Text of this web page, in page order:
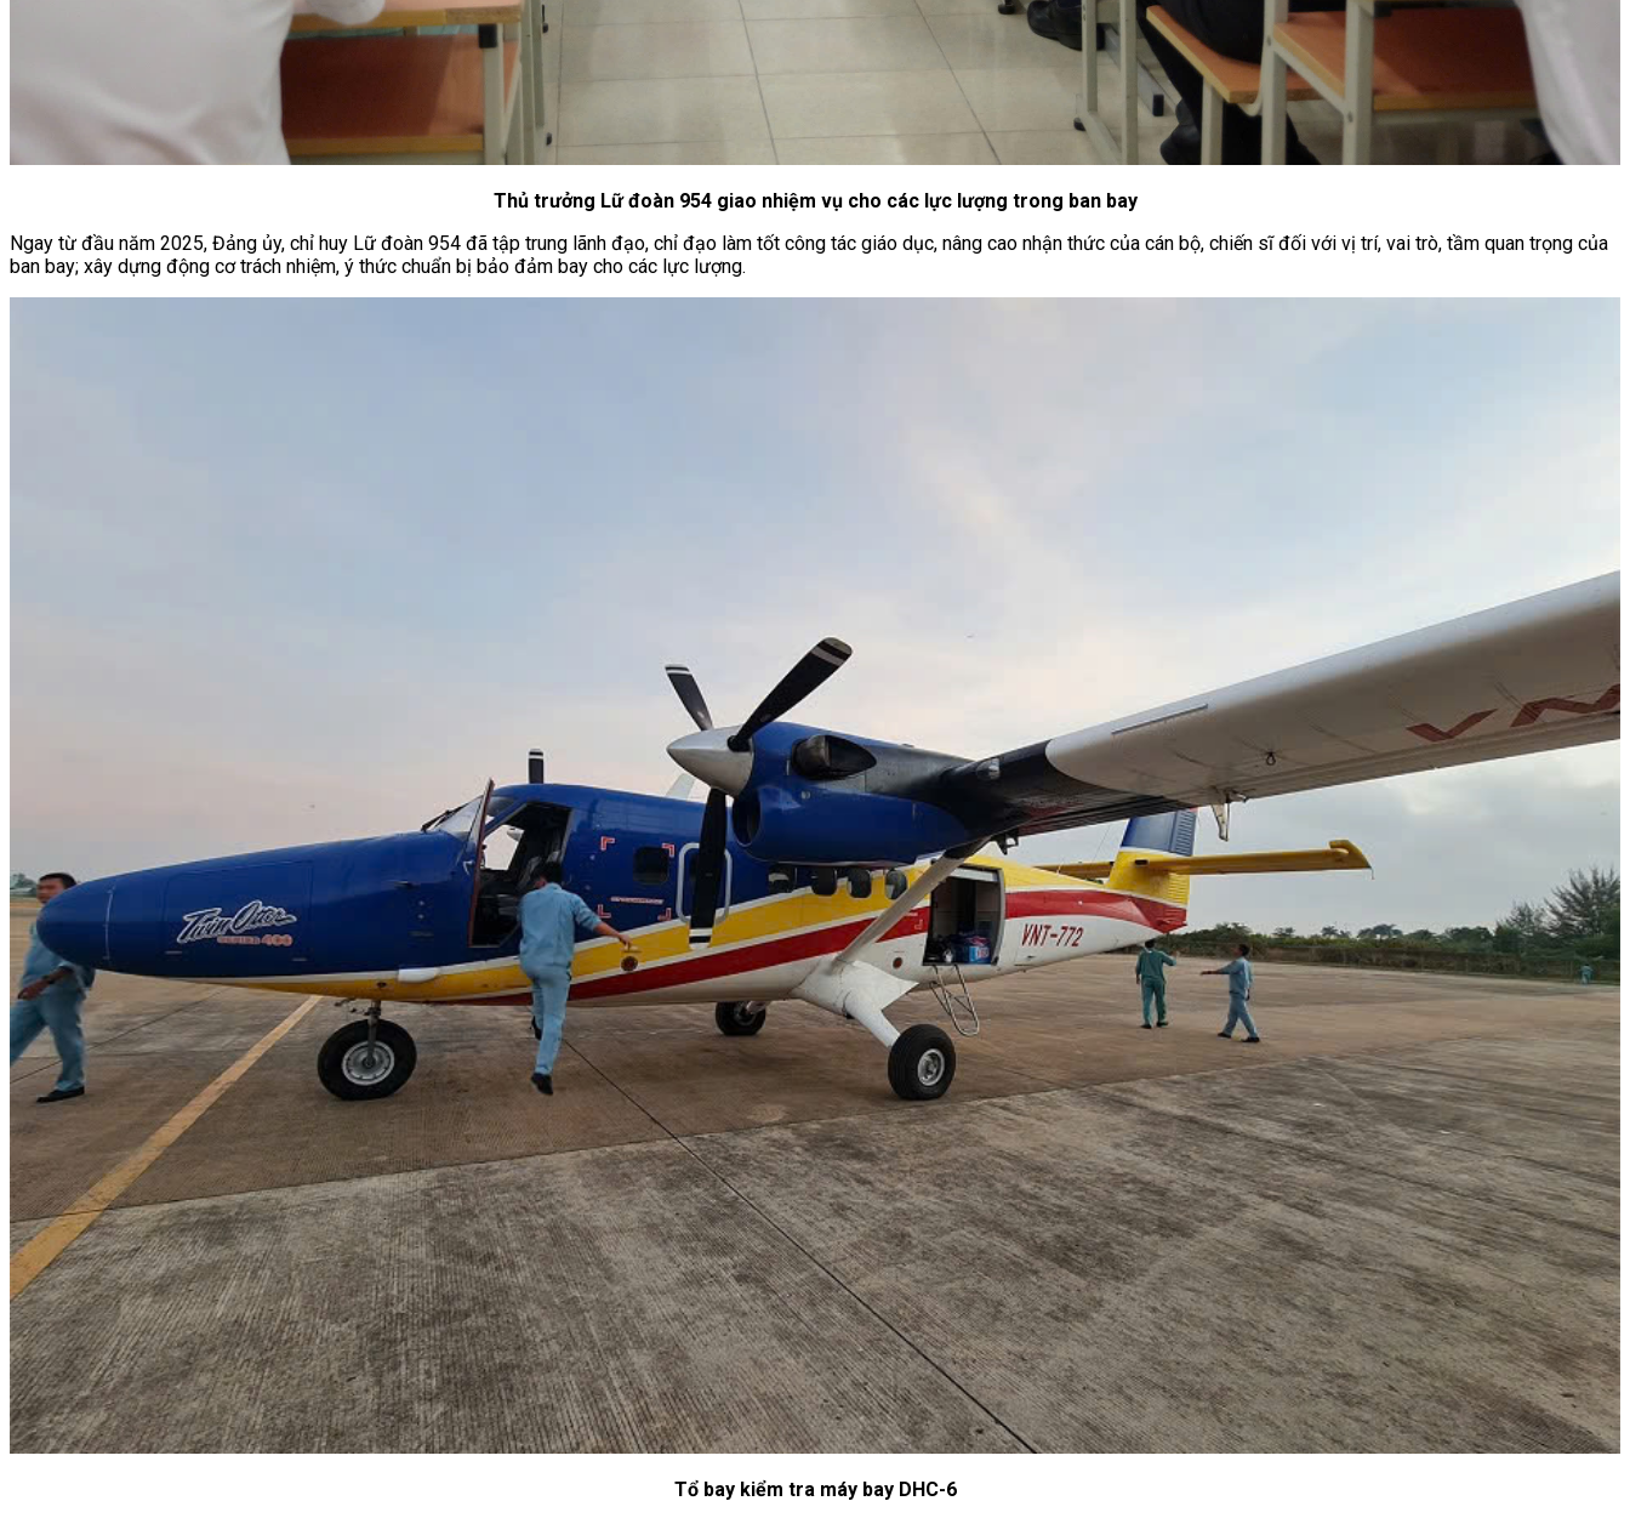
Thủ trưởng Lữ đoàn 954 giao nhiệm vụ cho các lực lượng trong ban bay
Ngay từ đầu năm 2025, Đảng ủy, chỉ huy Lữ đoàn 954 đã tập trung lãnh đạo, chỉ đạo làm tốt công tác giáo dục, nâng cao nhận thức của cán bộ, chiến sĩ đối với vị trí, vai trò, tầm quan trọng của
ban bay; xây dựng động cơ trách nhiệm, ý thức chuẩn bị bảo đảm bay cho các lực lượng.
Tổ bay kiểm tra máy bay DHC-6